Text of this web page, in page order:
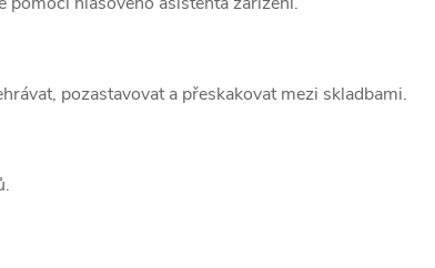
pozastavovat a přeskakovat mezi skladbami.